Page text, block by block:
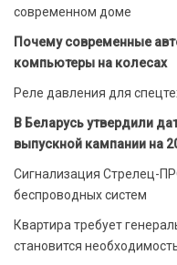
современном доме
Почему современные
компьютеры на колесах
Реле давления для
В Беларусь утвердили
выпускной кампании на
Сигнализация Стрелец-
беспроводных систем
Квартира требует
становится